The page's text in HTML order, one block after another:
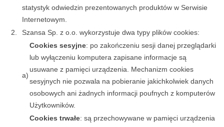
statystyk odwiedzin prezentowanych produktów w Serwisie
Internetowym.
2.
Szansa Sp. z o.o. wykorzystuje dwa typy plików cookies:
a)
Cookies sesyjne: po zakończeniu sesji danej przeglądarki
lub wyłączeniu komputera zapisane informacje są
usuwane z pamięci urządzenia. Mechanizm cookies
sesyjnych nie pozwala na pobieranie jakichkolwiek danych
osobowych ani żadnych informacji poufnych z komputerów
Użytkowników.
Cookies trwałe: są przechowywane w pamięci urządzenia